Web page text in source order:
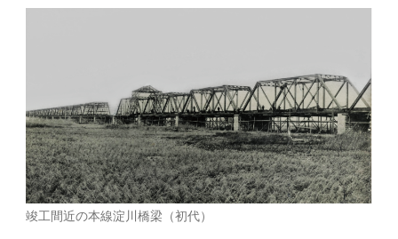
竣工間近の本線淀川橋梁（初代）